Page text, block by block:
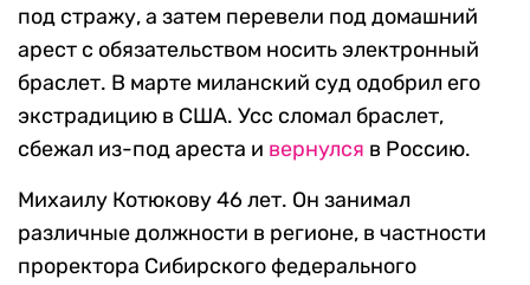
под стражу, а затем перевели под домашний
арест с обязательством носить электронный
браслет. В марте миланский суд одобрил его
экстрадицию в США. Усс сломал браслет,
сбежал из-под ареста и вернулся в Россию.
Михаилу Котюкову 46 лет. Он занимал
различные должности в регионе, в частности
проректора Сибирского федерального